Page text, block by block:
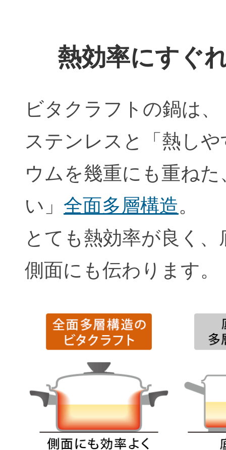
熱効率にすぐ
ビタクラフトの鍋は
ステンレスと「熱し
ウムを幾重にも重ね
い」 全面多層構造。
とても熱効率が良く
側面にも伝わります。